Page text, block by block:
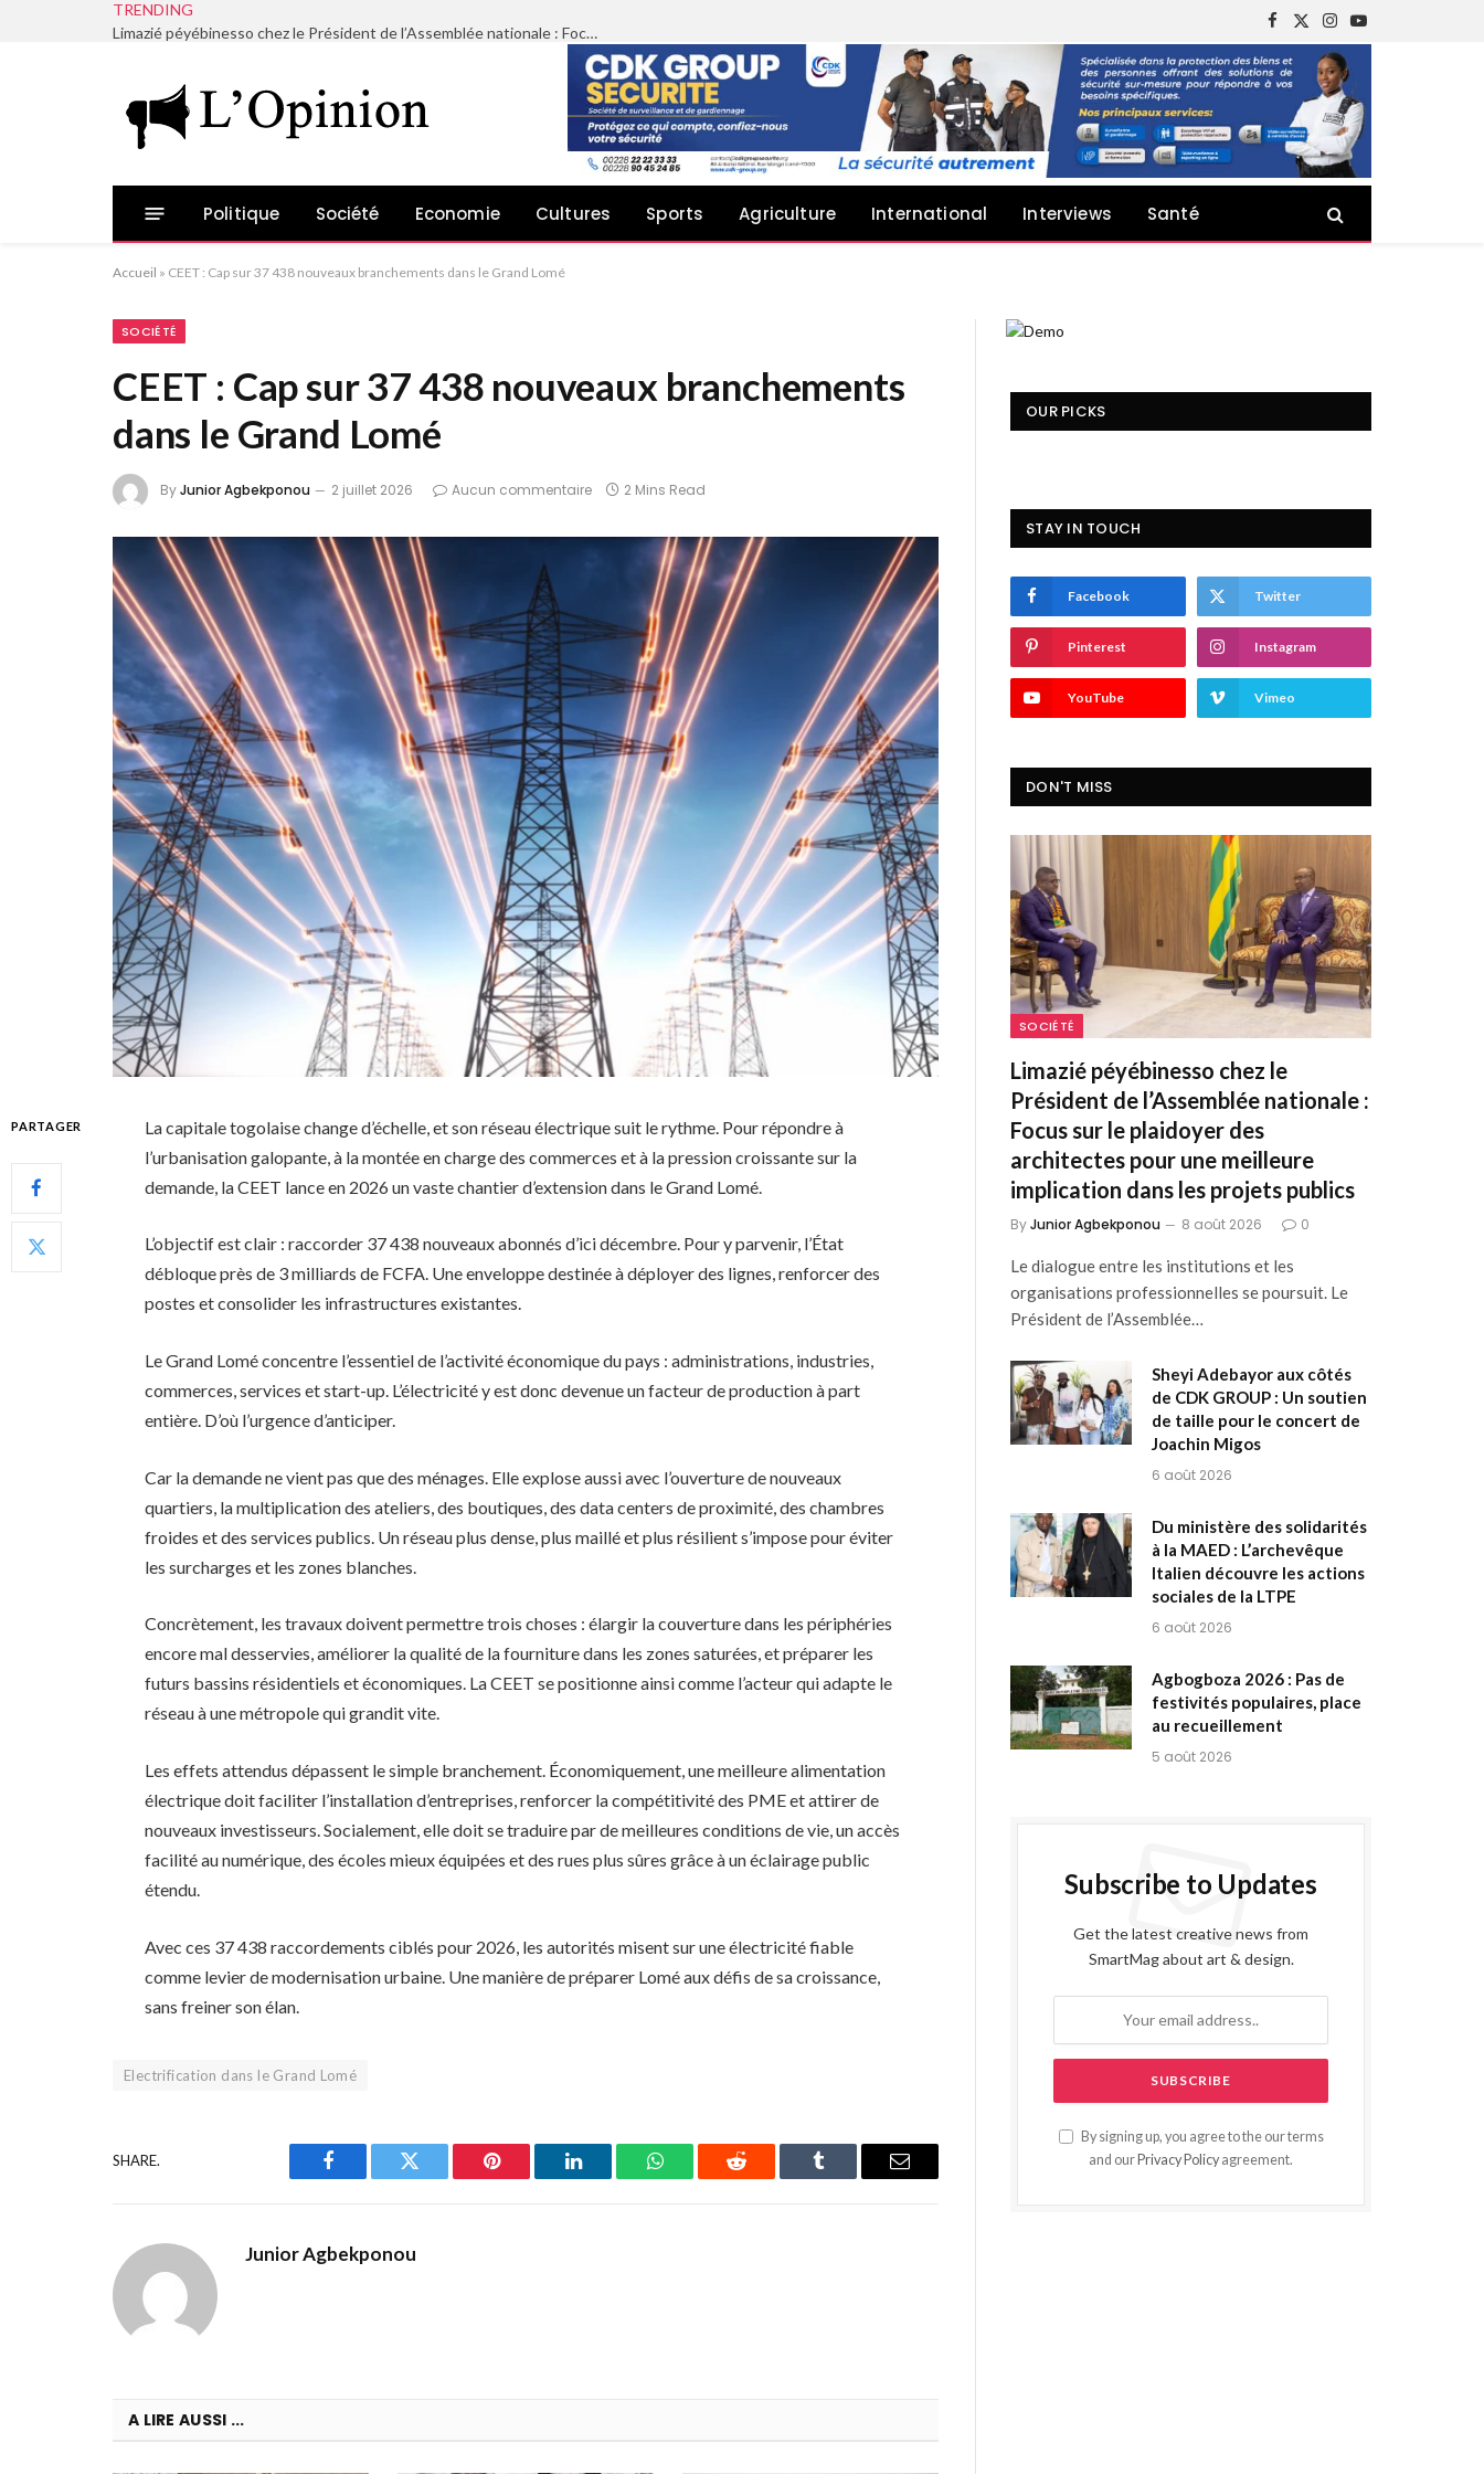
TRENDING
Limazié péyébinesso chez le Président de l’Assemblée nationale : Focus sur le plaidoyer des architectes pour une meilleure implication dans les projets publics
Facebook
X
(Twitter)
Instagram
YouTube
Politique Société Economie Cultures Sports Agriculture International Interviews Santé
Accueil » CEET : Cap sur 37 438 nouveaux branchements dans le Grand Lomé
SOCIÉTÉ
CEET : Cap sur 37 438 nouveaux branchements
dans le Grand Lomé
ByJunior Agbekponou 2 juillet 2026 Aucun commentaire 2 Mins Read
PARTAGER
La capitale togolaise change d’échelle, et son réseau électrique suit le rythme. Pour répondre à
l’urbanisation galopante, à la montée en charge des commerces et à la pression croissante sur la
demande, la CEET lance en 2026 un vaste chantier d’extension dans le Grand Lomé.
L’objectif est clair : raccorder 37 438 nouveaux abonnés d’ici décembre. Pour y parvenir, l’État
débloque près de 3 milliards de FCFA. Une enveloppe destinée à déployer des lignes, renforcer des
postes et consolider les infrastructures existantes.
Le Grand Lomé concentre l’essentiel de l’activité économique du pays : administrations, industries,
commerces, services et start-up. L’électricité y est donc devenue un facteur de production à part
entière. D’où l’urgence d’anticiper.
Car la demande ne vient pas que des ménages. Elle explose aussi avec l’ouverture de nouveaux
quartiers, la multiplication des ateliers, des boutiques, des data centers de proximité, des chambres
froides et des services publics. Un réseau plus dense, plus maillé et plus résilient s’impose pour éviter
les surcharges et les zones blanches.
Concrètement, les travaux doivent permettre trois choses : élargir la couverture dans les périphéries
encore mal desservies, améliorer la qualité de la fourniture dans les zones saturées, et préparer les
futurs bassins résidentiels et économiques. La CEET se positionne ainsi comme l’acteur qui adapte le
réseau à une métropole qui grandit vite.
Les effets attendus dépassent le simple branchement. Économiquement, une meilleure alimentation
électrique doit faciliter l’installation d’entreprises, renforcer la compétitivité des PME et attirer de
nouveaux investisseurs. Socialement, elle doit se traduire par de meilleures conditions de vie, un accès
facilité au numérique, des écoles mieux équipées et des rues plus sûres grâce à un éclairage public
étendu.
Avec ces 37 438 raccordements ciblés pour 2026, les autorités misent sur une électricité fiable
comme levier de modernisation urbaine. Une manière de préparer Lomé aux défis de sa croissance,
sans freiner son élan.
Electrification dans le Grand Lomé
SHARE.
Facebook Twitter Pinterest LinkedIn WhatsAppReddit Tumblr Email
Junior Agbekponou
A LIRE AUSSI ...
OUR PICKS
STAY IN TOUCH
Facebook Twitter
Pinterest Instagram
YouTube Vimeo
DON'T MISS
SOCIÉTÉ
Limazié péyébinesso chez le
Président de l’Assemblée nationale :
Focus sur le plaidoyer des
architectes pour une meilleure
implication dans les projets publics
ByJunior Agbekponou 8 août 2026 0
Le dialogue entre les institutions et les
organisations professionnelles se poursuit. Le
Président de l’Assemblée…
Sheyi Adebayor aux côtés
de CDK GROUP : Un soutien
de taille pour le concert de
Joachin Migos
6 août 2026
Du ministère des solidarités
à la MAED : L’archevêque
Italien découvre les actions
sociales de la LTPE
6 août 2026
Agbogboza 2026 : Pas de
festivités populaires, place
au recueillement
5 août 2026
Subscribe to Updates
Get the latest creative news from
SmartMag about art & design.
By signing up, you agree to the our terms
and our Privacy Policy agreement.